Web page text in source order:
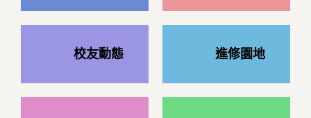
校友動態 進修園地